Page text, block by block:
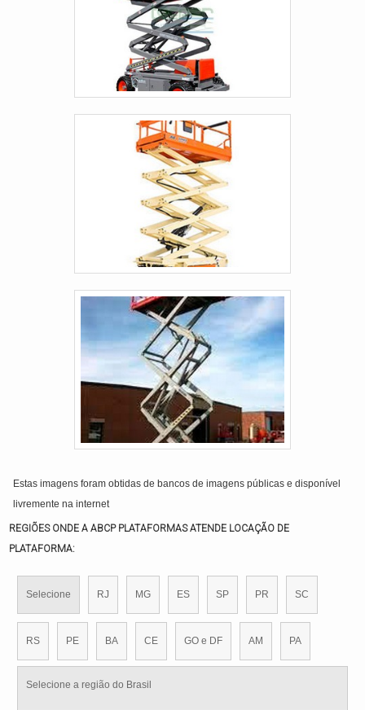
Estas imagens foram obtidas de bancos de imagens públicas e disponível
livremente na internet
REGIÕES ONDE A ABCP PLATAFORMAS ATENDE LOCAÇÃO DE
PLATAFORMA:
Selecione RJ MG ES SP PR SC
RS PE BA CE GO e DF AM PA
Selecione a região do Brasil